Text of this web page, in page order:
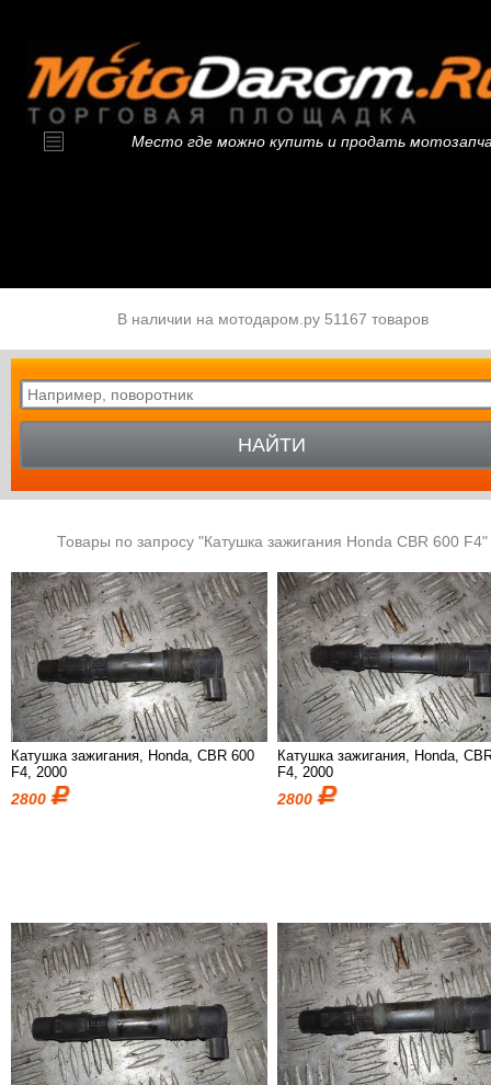
Место где можно купить и продать
В наличии на мотодаром.ру 51167 товаров
НАЙТИ
Товары по запросу "Катушка зажигания Honda CBR 600 F4"
Катушка зажигания, Honda, CBR 600
F4, 2000
2800
Катушка зажигания, Honda,
F4, 2000
2800